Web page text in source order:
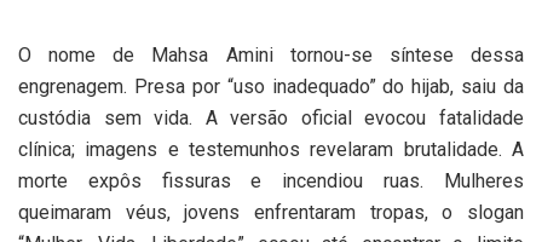
O nome de Mahsa Amini tornou-se síntese dessa
engrenagem. Presa por “uso inadequado” do hijab, saiu da
custódia sem vida. A versão oficial evocou fatalidade
clínica; imagens e testemunhos revelaram brutalidade. A
morte expôs fissuras e incendiou ruas. Mulheres
queimaram véus, jovens enfrentaram tropas, o slogan